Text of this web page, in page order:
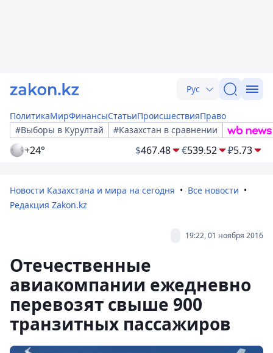
Рус
ПолитикаМирФинансыСтатьиПроисшествияПраво
#Выборы в Курултай
#Казахстан в сравнении
+24° $467.48 €539.52 ₽5.73
Новости Казахстана и мира на сегодня
Все новости
Редакция Zakon.kz
19:22, 01 ноября 2016
Отечественные
авиакомпании ежедневно
перевозят свыше 900
транзитных пассажиров